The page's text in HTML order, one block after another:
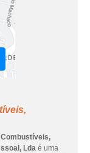
Combustíveis,
Lda é uma